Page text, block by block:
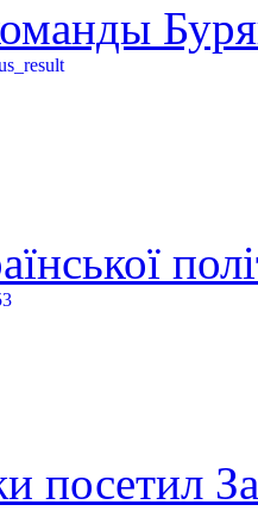
посетил